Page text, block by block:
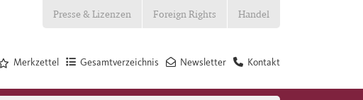
Presse & Lizenzen Foreign Rights Handel
Kontakt
Newsletter
Gesamtverzeichnis
Merkzettel